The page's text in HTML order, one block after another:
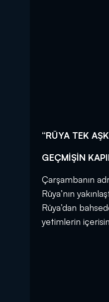
“RÜYA TEK
GEÇMİŞİN
Çarşambanın
Rüya’nın
Rüya’dan
yetimlerin